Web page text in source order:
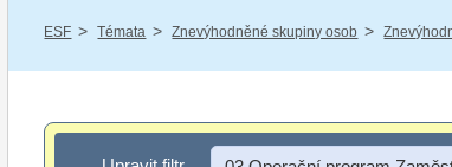
ESF / Témata / Znevýhodněné skupiny osob /